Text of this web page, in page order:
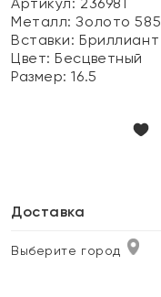
Металл:Золото 585
Вставки:Бриллиант
Цвет:Бесцветный
Размер:16.5
Доставка
Выберите город